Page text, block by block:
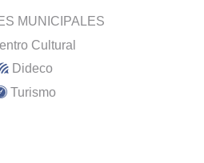
MUNICIPALES
Cultural
Dideco
Turismo